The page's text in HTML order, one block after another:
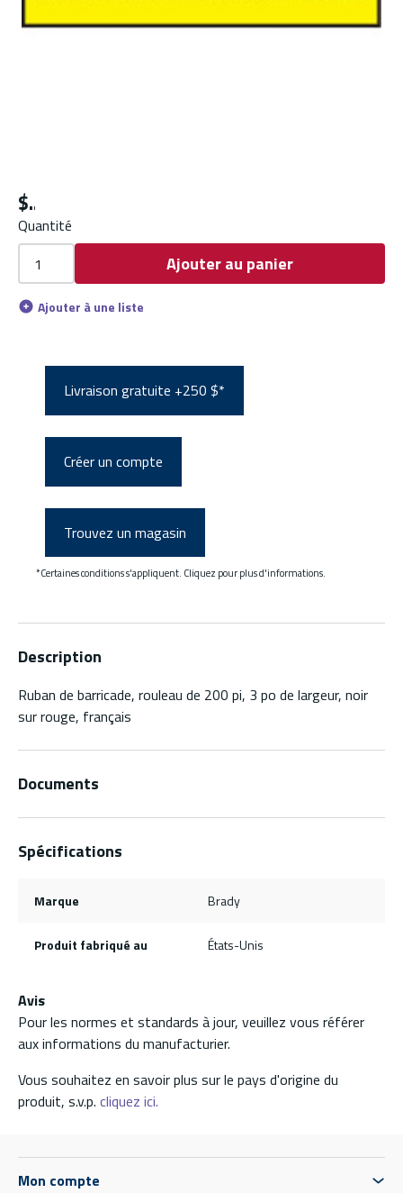
$
Quantité
Ajouter au panier
Ajouter à une liste
Livraison gratuite +250 $*
Créer un compte
Trouvez un magasin
*Certaines conditions s'appliquent. Cliquez pour plus d'informations.
Description
Ruban de barricade, rouleau de 200 pi, 3 po de largeur, noir
sur rouge, français
Documents
Spécifications
Marque Brady
Produit fabriqué au États-Unis
Avis
Pour les normes et standards à jour, veuillez vous référer
aux informations du manufacturier.
Vous souhaitez en savoir plus sur le pays d'origine du
produit, s.v.p. cliquez ici.
Mon compte